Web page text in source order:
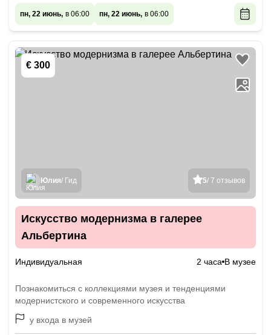
пн, 22 июнь, в 06:00 пн, 22 июнь, в 06:00
€ 300
5/ 7 отзывов
Юлия/ Гид
Искусство модернизма в галерее
Альбертина
Индивидуальная 2 часа В музее
Познакомиться с коллекциями музея и тенденциями
модернистского и современного искусства
у входа в музей